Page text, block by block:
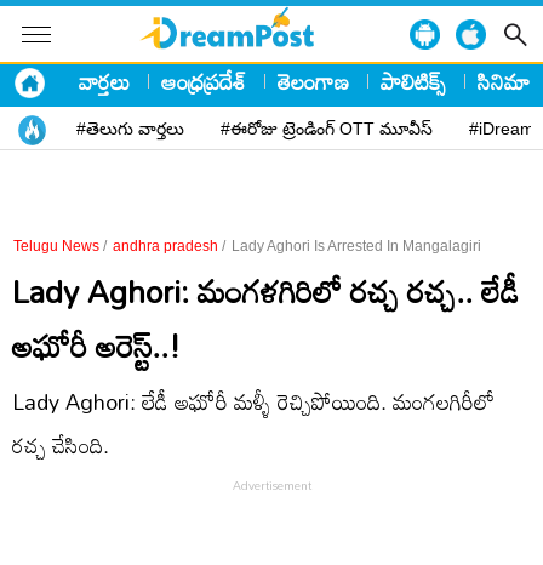
వార్తలు ఆంధ్రప్రదేశ్ తెలంగాణ పాలిటిక్స్ సినిమా
#తెలుగు వార్తలు #ఈరోజు ట్రెండింగ్ OTT మూవీస్
Telugu News / andhra pradesh / Lady Aghori Is Arrested In Mangalagiri
Lady Aghori: మంగళగిరిలో రచ్చ రచ్చ.. లేడీ
అఘోరీ అరెస్ట్..!
Lady Aghori: లేడీ అఘోరీ మళ్ళీ రెచ్చిపోయింది. మంగలగిరీలో
రచ్చ చేసింది.